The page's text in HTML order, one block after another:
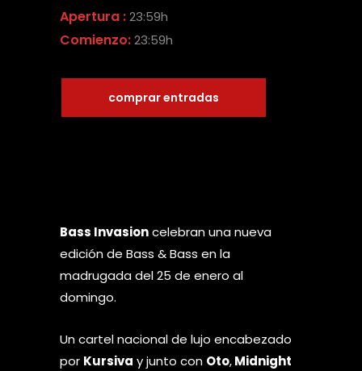
Apertura :23:59h
Comienzo:23:59h
comprar entradas
Bass Invasioncelebran una nueva
edición de Bass & Bass en la
madrugada del 25 de enero al
domingo.
Un cartel nacional de lujo encabezado
por Kursiva y junto con Oto,Midnight